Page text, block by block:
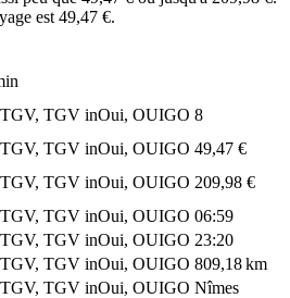
est 49,47 €.
TGV inOui, OUIGO 8
TGV inOui, OUIGO 49,47 €
TGV inOui, OUIGO 209,98 €
TGV inOui, OUIGO 06:59
TGV inOui, OUIGO 23:20
TGV inOui, OUIGO 809,18 km
TGV inOui, OUIGO Nîmes